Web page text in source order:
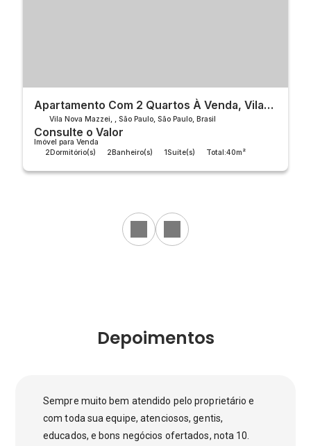
Apartamento Com 2 Quartos À Venda, Vila
Nova Mazzei - São Paulo
Vila Nova Mazzei São Paulo São Paulo Brasil
2Dormitório(s) 2Banheiro(s) 1Suíte(s) Total:40m²
Consulte o Valor
Imóvel para Venda
Depoimentos
Sempre muito bem atendido pelo proprietário e
com toda sua equipe, atenciosos, gentis,
educados, e bons negócios ofertados, nota 10.